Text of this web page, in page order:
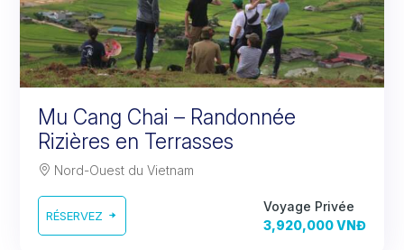
Mu Cang Chai – Randonnée
Rizières en Terrasses
Nord-Ouest du Vietnam
RÉSERVEZ
Voyage Privée
3,920,000 VNĐ